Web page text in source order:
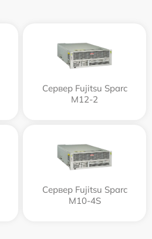
Сервер Fujitsu Sparc
M12-2
Сервер Fujitsu Sparc
M10-4S